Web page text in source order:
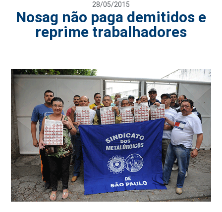
28/05/2015
Nosag não paga demitidos e
reprime trabalhadores